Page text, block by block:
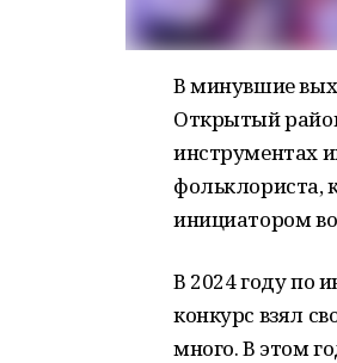
В минувшие
Открытый
инструментах
фольклориста,
инициатором
В 2024 году по
конкурс взял
много. В этом